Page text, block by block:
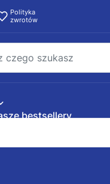
Polityka
zwrotów
bestsellery